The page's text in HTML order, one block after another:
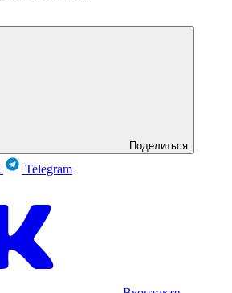
Поделиться
Telegram